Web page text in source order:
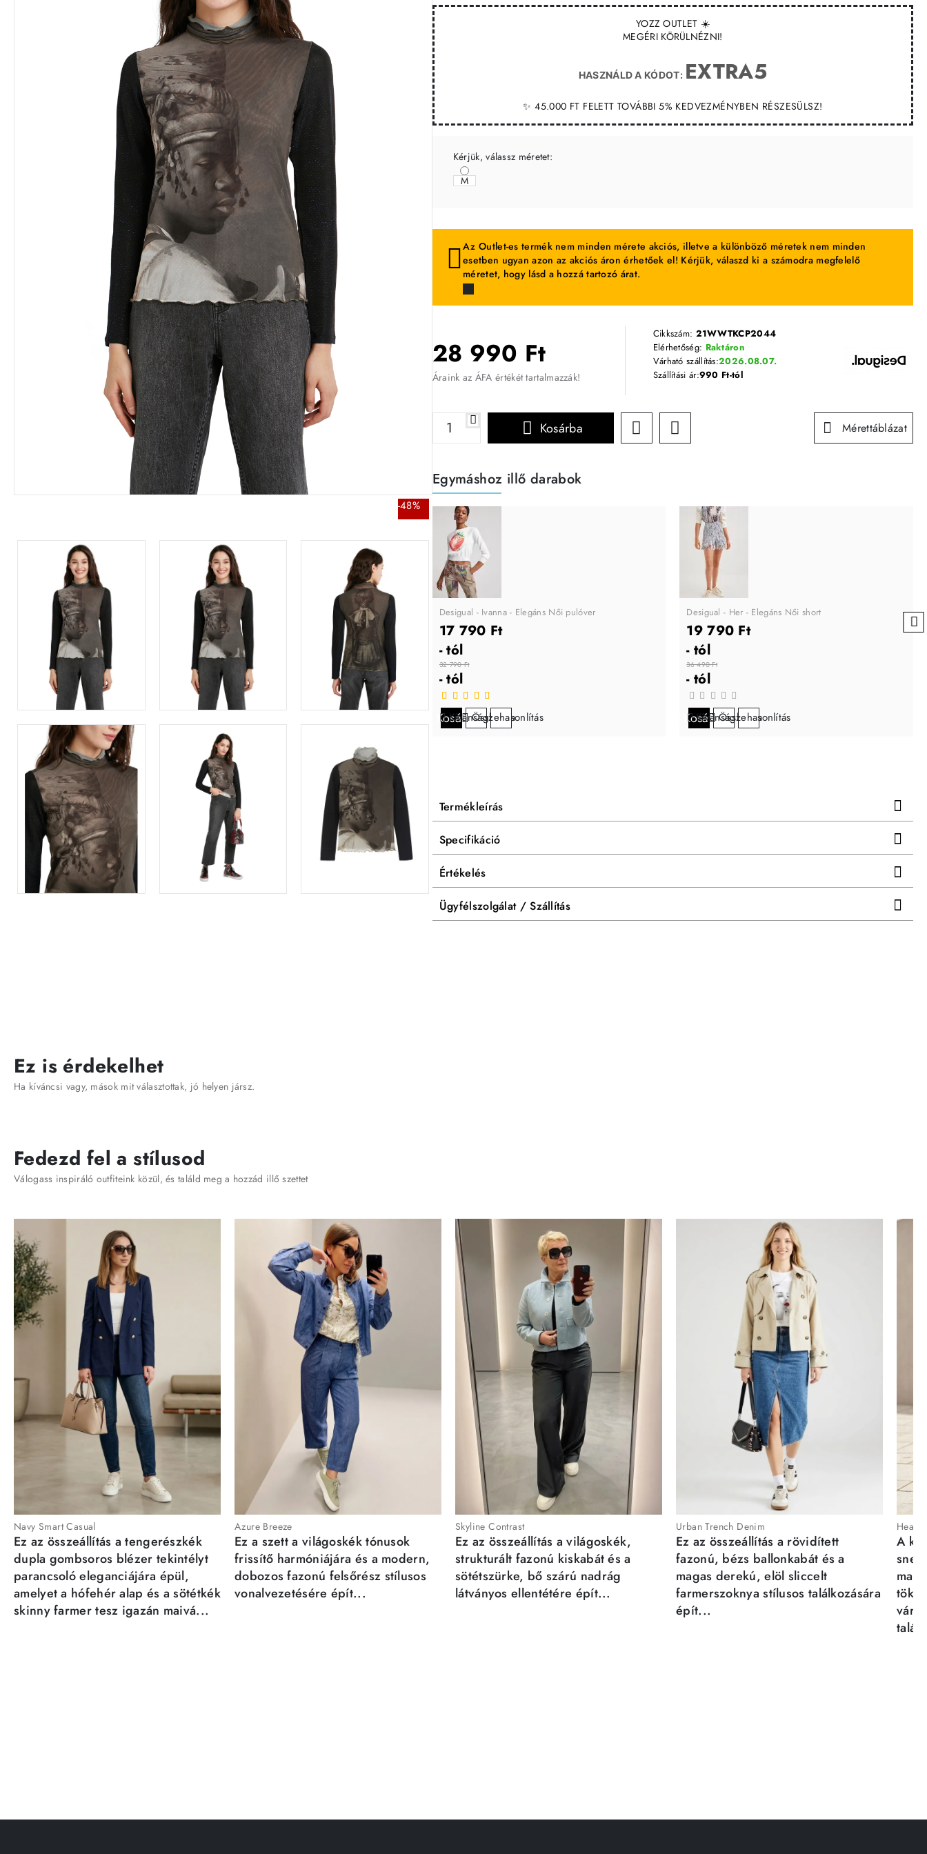
-48%
YOZZ OUTLET ☀️
MEGÉRI KÖRÜLNÉZNI!
HASZNÁLD A KÓDOT: EXTRA5
✨ 45.000 FT FELETT TOVÁBBI 5% KEDVEZMÉNYBEN RÉSZESÜLSZ!
28 990 Ft
Áraink az ÁFA értékét tartalmazzák!
Cikkszám: 21WWTKCP2044
Elérhetőség: Raktáron
Várható szállítás:2026.08.07.
Szállítási ár:990 Ft-tól
Kérjük, válassz méretet:
M
Kosárba Mérettáblázat
Az Outlet-es termék nem minden mérete akciós, illetve a különböző méretek nem minden
esetben ugyan azon az akciós áron érhetőek el! Kérjük, válaszd ki a számodra megfelelő
méretet, hogy lásd a hozzá tartozó árat.
Egymáshoz illő darabok
Desigual - Ivanna - Elegáns Női pulóver
17 790 Ft
- tól
32 790 Ft
- tól
Kosárba
Kívánságlistára
Összehasonlítás
Desigual - Her - Elegáns Női short
19 790 Ft
- tól
36 490 Ft
- tól
Kosárba
Kívánságlistára
Összehasonlítás
Termékleírás
Specifikáció
Értékelés
Ügyfélszolgálat / Szállítás
Ez is érdekelhet
Ha kíváncsi vagy, mások mit választottak, jó helyen jársz.
Fedezd fel a stílusod
Válogass inspiráló outfiteink közül, és találd meg a hozzád illő szettet
Navy Smart Casual
Ez az összeállítás a tengerészkék
dupla gombsoros blézer tekintélyt
parancsoló eleganciájára épül,
amelyet a hófehér alap és a sötétkék
skinny farmer tesz igazán maivá...
Azure Breeze
Ez a szett a világoskék tónusok
frissítő harmóniájára és a modern,
dobozos fazonú felsőrész stílusos
vonalvezetésére épít...
Skyline Contrast
Ez az összeállítás a világoskék,
strukturált fazonú kiskabát és a
sötétszürke, bő szárú nadrág
látványos ellentétére épít...
Urban Trench Denim
Ez az összeállítás a rövidített
fazonú, bézs ballonkabát és a
magas derekú, elöl sliccelt
farmerszoknya stílusos találkozására
épít...
A